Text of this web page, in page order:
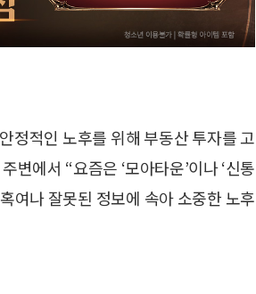
정적인 노후를 위해 부동산 투자를 고
변에서 “요즘은 ‘모아타운’이나 ‘신통
여나 잘못된 정보에 속아 소중한 노후